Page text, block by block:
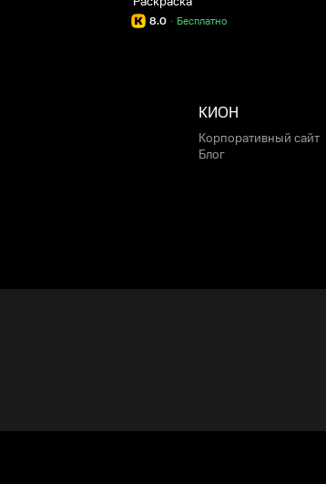
8.0 Бесплатно
·
КИОН
Корпоративный сайт
Блог